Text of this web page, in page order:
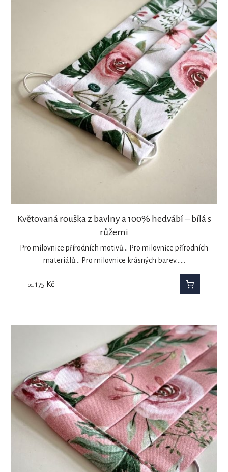
Květovaná rouška z bavlny a 100% hedvábí – bílá s
růžemi
Pro milovnice přírodních motivů... Pro milovnice přírodních
materiálů... Pro milovnice krásných barev...…
od 175 Kč